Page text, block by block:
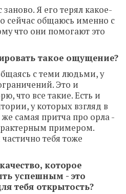
Я его терял какое-
сейчас общаюсь именно с
что они помогают это
такое ощущение?
с теми людьми, у
Это и
что все такие. Есть и
у которых взгляд в
самая притча про орла -
примером.
тебя тоже
которое
успешным - это
тебя открытость?